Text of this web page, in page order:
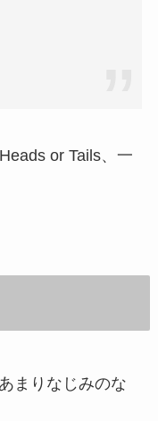
or Tails、一
まりなじみのな